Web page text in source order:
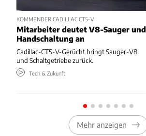
KOMMENDER CADILLAC CT5-V
Mitarbeiter deutet V8-Sauger und
Handschaltung an
Cadillac-CT5-V-Gerücht bringt Sauger-V8
und Schaltgetriebe zurück.
Tech & Zukunft
Mehr anzeigen